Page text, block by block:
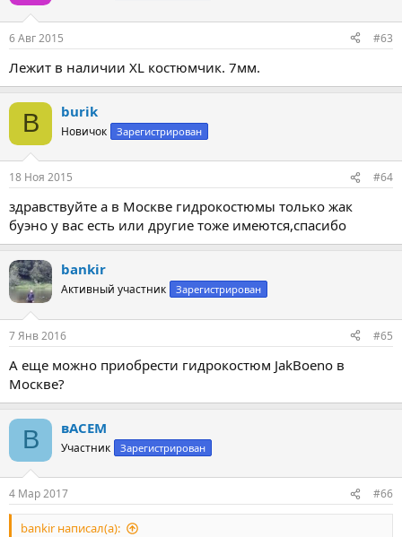
6 Авг 2015 #63
Лежит в наличии XL костюмчик. 7мм.
B burik
Новичок Зарегистрирован
18 Ноя 2015 #64
здравствуйте а в Москве гидрокостюмы только жак
буэно у вас есть или другие тоже имеются,спасибо
bankir
Активный участник Зарегистрирован
7 Янв 2016 #65
А еще можно приобрести гидрокостюм JakBoeno в
Москве?
В вАСЕМ
Участник Зарегистрирован
4 Мар 2017 #66
bankir написал(а):